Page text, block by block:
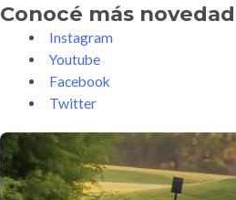
Conocé más
Instagram
Youtube
Facebook
Twitter